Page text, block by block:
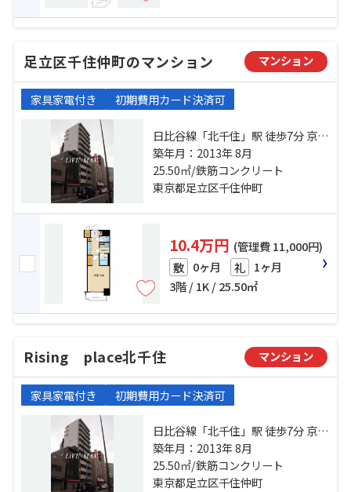
足立区千住仲町のマンション マンション
家具家電付き 初期費用カード決済可
日比谷線「北千住」駅 徒歩7分 京成
本線「千住大橋」駅 徒歩7分 千代田
線「北千住」駅 徒歩7分
築年月：2013年 8月
25.50㎡/鉄筋コンクリート
東京都足立区千住仲町
10.4万円 (管理費 11,000円)
敷 0ヶ月 礼 1ヶ月
3階 / 1K / 25.50㎡
Rising place北千住 マンション
家具家電付き 初期費用カード決済可
日比谷線「北千住」駅 徒歩7分 京成
本線「千住大橋」駅 徒歩7分 千代田
線「北千住」駅 徒歩7分
築年月：2013年 8月
25.50㎡/鉄筋コンクリート
東京都足立区千住仲町